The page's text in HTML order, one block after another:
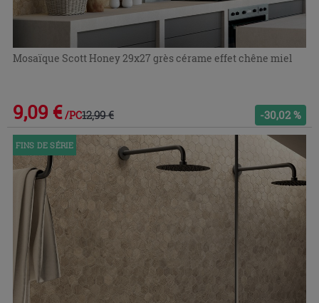
Mosaïque Scott Honey 29x27 grès cérame effet chêne miel
9,09 € /PC12,99 € -30,02 %
FINS DE SÉRIE